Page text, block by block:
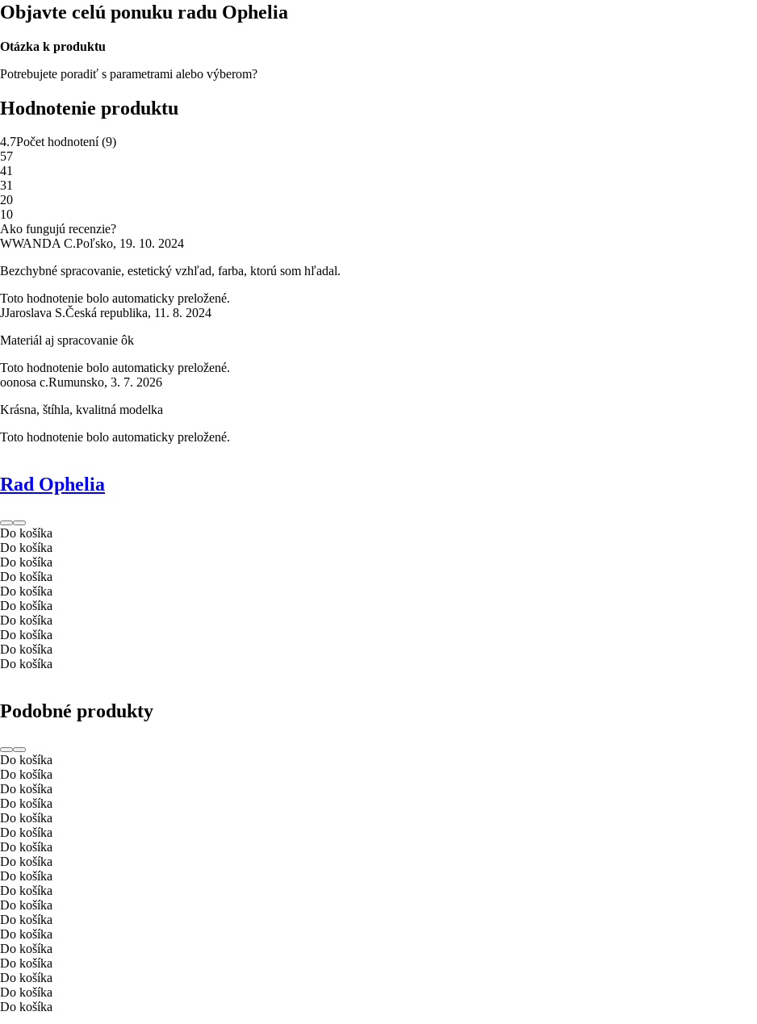
Objavte celú ponuku radu Ophelia
Otázka k produktu
Potrebujete poradiť s parametrami alebo výberom?
Hodnotenie produktu
4.7Počet hodnotení(9)
57
41
31
20
10
Ako fungujú recenzie?
WWANDA C.Poľsko, 19. 10. 2024
Bezchybné spracovanie, estetický vzhľad, farba, ktorú som hľadal.
Toto hodnotenie bolo automaticky preložené.
JJaroslava S.Česká republika, 11. 8. 2024
Materiál aj spracovanie ôk
Toto hodnotenie bolo automaticky preložené.
oonosa c.Rumunsko, 3. 7. 2026
Krásna, štíhla, kvalitná modelka
Toto hodnotenie bolo automaticky preložené.
Rad Ophelia
Do košíka
Do košíka
Do košíka
Do košíka
Do košíka
Do košíka
Do košíka
Do košíka
Do košíka
Do košíka
Podobné produkty
Do košíka
Do košíka
Do košíka
Do košíka
Do košíka
Do košíka
Do košíka
Do košíka
Do košíka
Do košíka
Do košíka
Do košíka
Do košíka
Do košíka
Do košíka
Do košíka
Do košíka
Do košíka